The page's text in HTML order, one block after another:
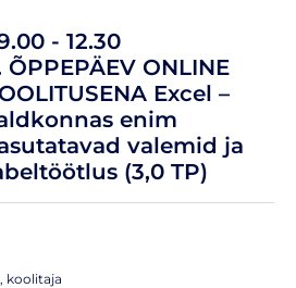
- 12.30
ÕPPEPÄEV ONLINE
Excel –
enim
valemid ja
(3,0 TP)
koolitaja